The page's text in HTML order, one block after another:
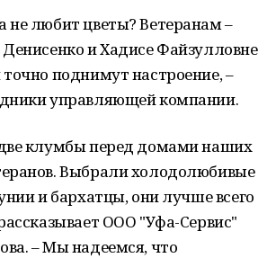
любит цветы? Ветеранам –
и Хадисе Файзулловне
поднимут настроение, –
управляющей компании.
клумбы перед домами наших
Выбрали холодолюбивые
и бархатцы, они лучше всего
ООО "Уфа-Сервис"
– Мы надеемся, что